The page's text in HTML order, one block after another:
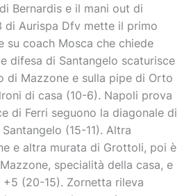
Bernardis e il mani out di
di Aurispa Dfv mette il primo
su coach Mosca che chiede
difesa di Santangelo scaturisce
di Mazzone e sulla pipe di Orto
di casa (10-6). Napoli prova
di Ferri seguono la diagonale di
(15-11). Altra
e altra murata di Grottoli, poi è
specialità della casa, e
(20-15). Zornetta rileva